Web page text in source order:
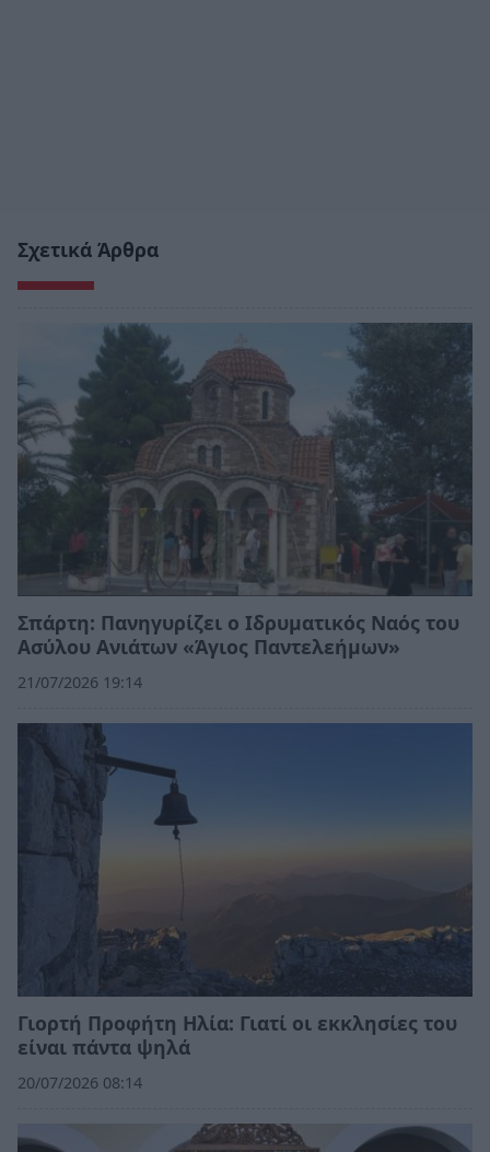
Σχετικά Άρθρα
Σπάρτη: Πανηγυρίζει ο Ιδρυματικός Ναός του
Ασύλου Ανιάτων «Άγιος Παντελεήμων»
21/07/2026 19:14
Γιορτή Προφήτη Ηλία: Γιατί οι εκκλησίες του
είναι πάντα ψηλά
20/07/2026 08:14